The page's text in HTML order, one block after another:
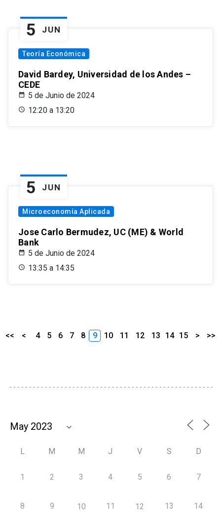
5 JUN
Teoría Económica
David Bardey, Universidad de los Andes –
CEDE
5 de Junio de 2024
12:20 a 13:20
5 JUN
Microeconomía Aplicada
Jose Carlo Bermudez, UC (ME) & World
Bank
5 de Junio de 2024
13:35 a 14:35
<< < 4 5 6 7 8 9 10 11 12 13 14 15 > >>
L M M J V S D
1 2 3 4 5 6 7
8 9 10 11 12 13 14